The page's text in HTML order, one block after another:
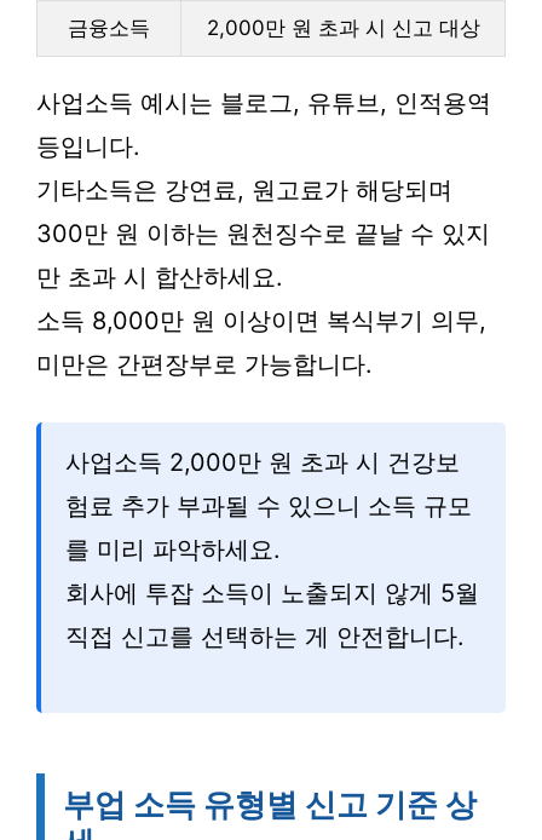
금융소득 2,000만 원 초과 시 신고 대상
사업소득 예시는 블로그, 유튜브, 인적용역
등입니다.
기타소득은 강연료, 원고료가 해당되며
300만 원 이하는 원천징수로 끝날 수 있지
만 초과 시 합산하세요.
소득 8,000만 원 이상이면 복식부기 의무,
미만은 간편장부로 가능합니다.
사업소득 2,000만 원 초과 시 건강보
험료 추가 부과될 수 있으니 소득 규모
를 미리 파악하세요.
회사에 투잡 소득이 노출되지 않게 5월
직접 신고를 선택하는 게 안전합니다.
부업 소득 유형별 신고 기준 상